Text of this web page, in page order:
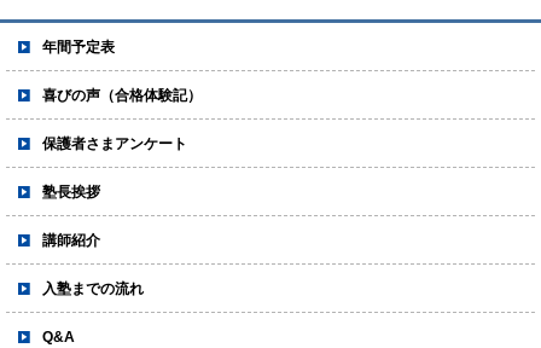
年間予定表
喜びの声（合格体験記）
保護者さまアンケート
塾長挨拶
講師紹介
入塾までの流れ
Q&A